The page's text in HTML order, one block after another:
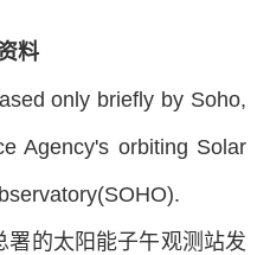
料
only briefly by Soho,
Agency's orbiting Solar
署的太阳能子午观测站发